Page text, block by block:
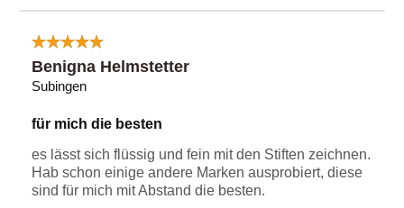
Benigna Helmstetter
Subingen
für mich die besten
es lässt sich flüssig und fein mit den Stiften zeichnen.
Hab schon einige andere Marken ausprobiert, diese
sind für mich mit Abstand die besten.